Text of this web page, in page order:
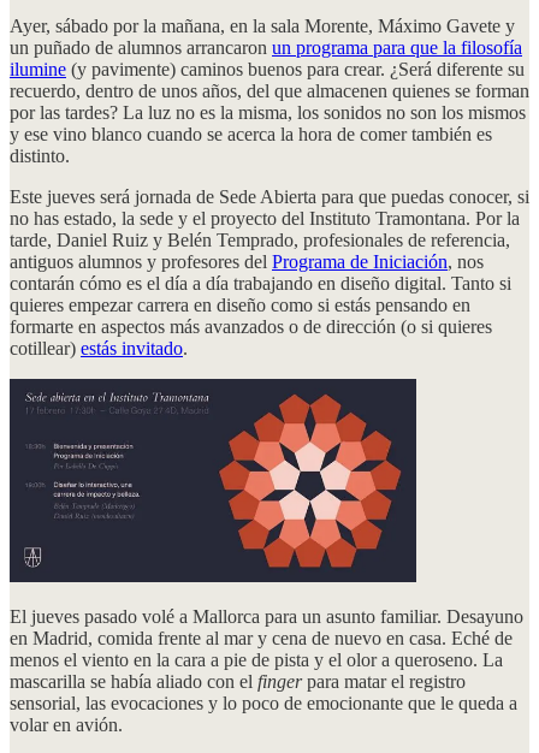
Ayer, sábado por la mañana, en la sala Morente, Máximo Gavete y
un puñado de alumnos arrancaron un programa para que la filosofía
ilumine (y pavimente) caminos buenos para crear. ¿Será diferente su
recuerdo, dentro de unos años, del que almacenen quienes se forman
por las tardes? La luz no es la misma, los sonidos no son los mismos
y ese vino blanco cuando se acerca la hora de comer también es
distinto.
Este jueves será jornada de Sede Abierta para que puedas conocer, si
no has estado, la sede y el proyecto del Instituto Tramontana. Por la
tarde, Daniel Ruiz y Belén Temprado, profesionales de referencia,
antiguos alumnos y profesores del Programa de Iniciación, nos
contarán cómo es el día a día trabajando en diseño digital. Tanto si
quieres empezar carrera en diseño como si estás pensando en
formarte en aspectos más avanzados o de dirección (o si quieres
cotillear) estás invitado.
El jueves pasado volé a Mallorca para un asunto familiar. Desayuno
en Madrid, comida frente al mar y cena de nuevo en casa. Eché de
menos el viento en la cara a pie de pista y el olor a queroseno. La
mascarilla se había aliado con el fingerpara matar el registro
sensorial, las evocaciones y lo poco de emocionante que le queda a
volar en avión.